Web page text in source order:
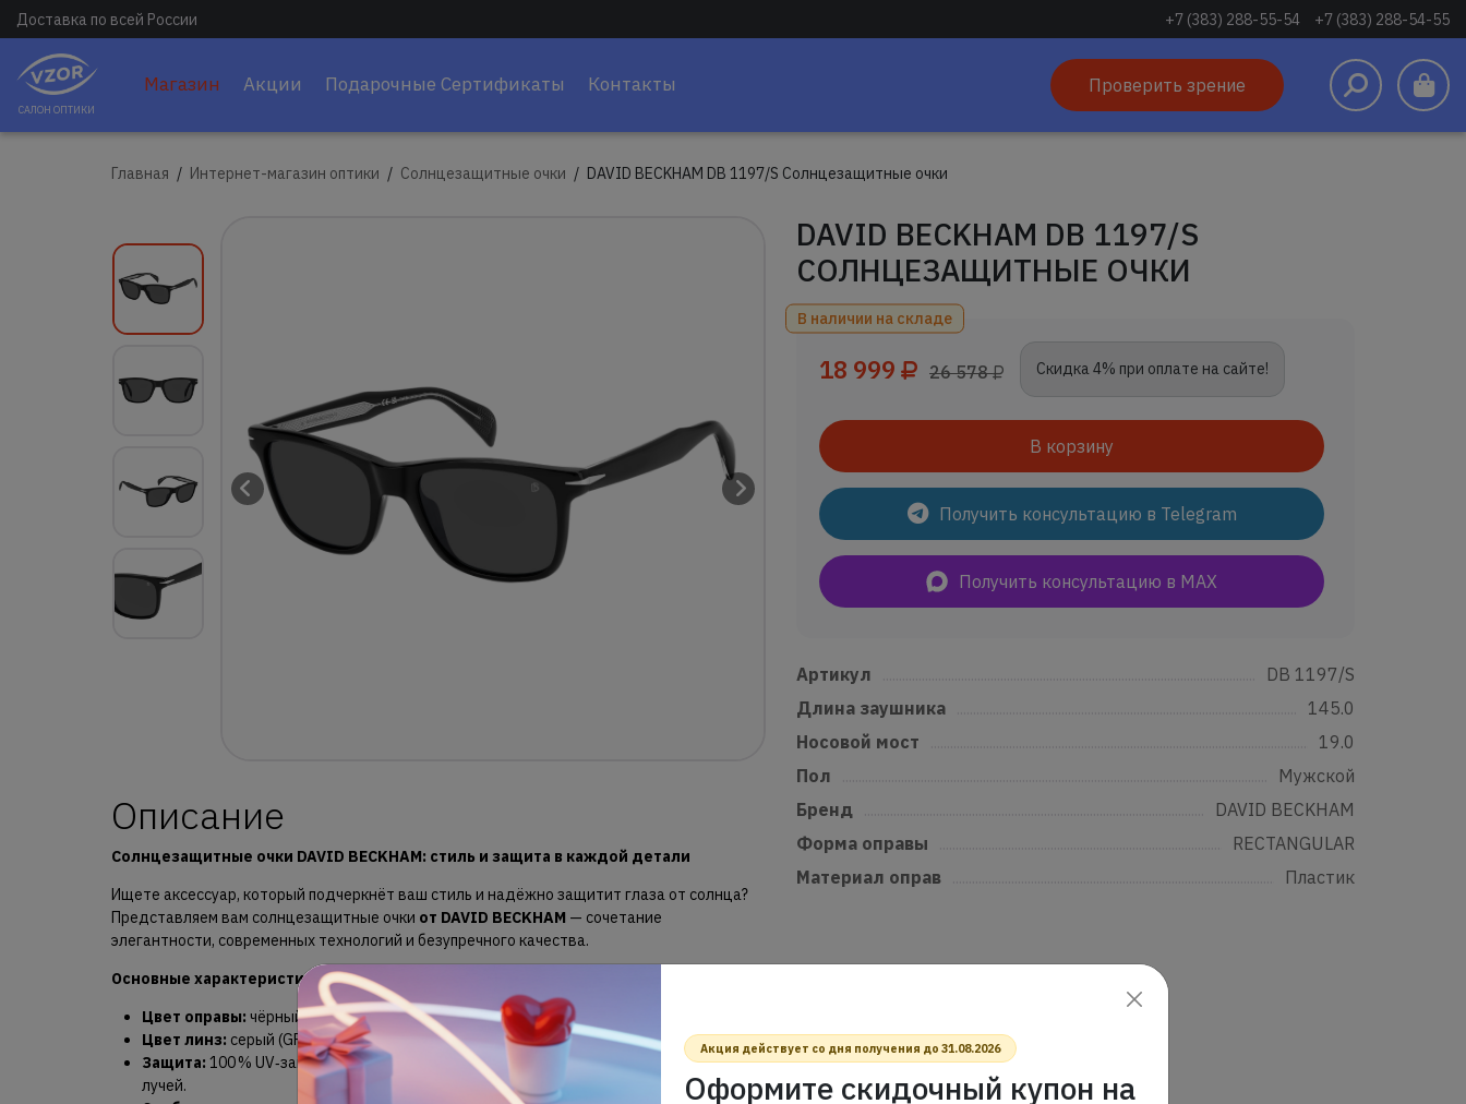
Доставка по всей России +7 (383) 288-55-54 +7 (383) 288-54-55
САЛОН ОПТИКИ
Магазин Акции Подарочные Сертификаты Контакты Проверить зрение
Главная Интернет-магазин оптики Солнцезащитные очки DAVID BECKHAM DB 1197/S Солнцезащитные очки
Описание
Солнцезащитные очки DAVID BECKHAM: стиль и защита в каждой детали
Ищете аксессуар, который подчеркнёт ваш стиль и надёжно защитит глаза от солнца?
Представляем вам солнцезащитные очки от DAVID BECKHAM — сочетание
элегантности, современных технологий и безупречного качества.
Основные характеристики:
Цвет оправы: чёрный (BLACK).
Цвет линз: серый (GREY POLARIZED).
Защита: 100 % UV‑защита — надёжная блокировка вредных ультрафиолетовых
лучей.
DAVID BECKHAM DB 1197/S
СОЛНЦЕЗАЩИТНЫЕ ОЧКИ
В наличии на складе
18 999 26 578 Скидка 4% при оплате на сайте!
В корзину
Получить консультацию в Telegram
Получить консультацию в MAX
Артикул
DB 1197/S
Длина заушника
145.0
Носовой мост
19.0
Пол
Мужской
Бренд
DAVID BECKHAM
Форма оправы
RECTANGULAR
Материал оправ
Пластик
Акция действует со дня получения до 31.08.2026
Оформите скидочный купон на